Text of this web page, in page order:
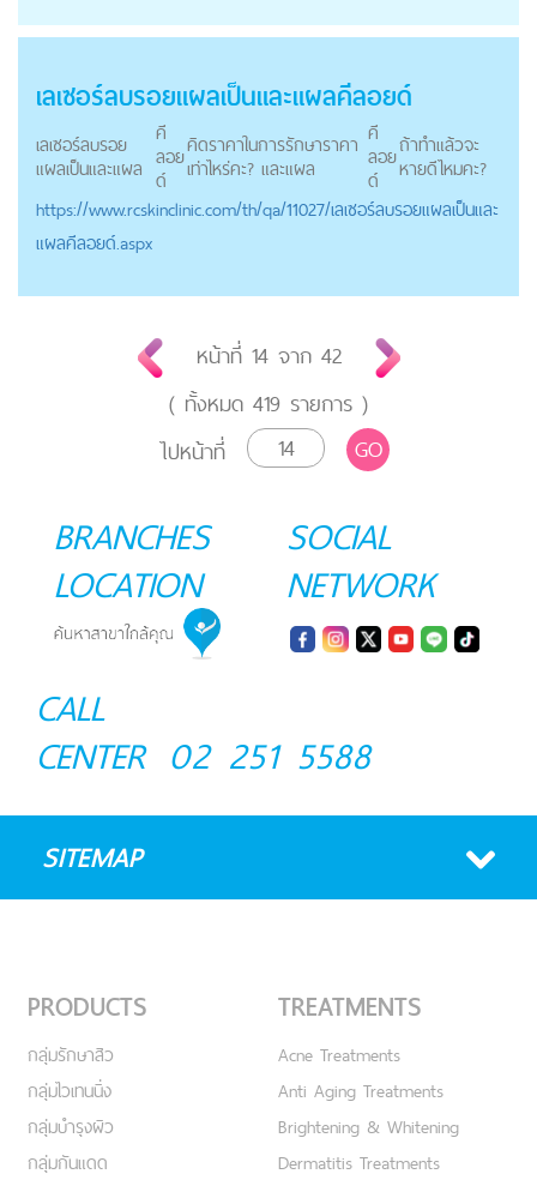
เลเซอร์ลบรอยแผลเป็นและแผลคีลอยด์
เลเซอร์ลบรอย
แผลเป็นและแผล
คี
ลอย
ด์
คิดราคาในการรักษาราคา
เท่าไหร่คะ? และแผล
คี
ลอย
ด์
ถ้าทำแล้วจะ
หายดีไหมคะ?
https://www.rcskinclinic.com/th/qa/11027/เลเซอร์ลบรอยแผลเป็นและ
แผลคีลอยด์.aspx
หน้าที่ 14จาก 42
( ทั้งหมด 419 รายการ )
ไปหน้าที่
GO
BRANCHES
LOCATION
SOCIAL
NETWORK
CALL
CENTER 02 251 5588
SITEMAP
PRODUCTS
กลุ่มรักษาสิว
กลุ่มไวเทนนิ่ง
กลุ่มบำรุงผิว
กลุ่มกันแดด
TREATMENTS
Acne Treatments
Anti Aging Treatments
Brightening & Whitening
Dermatitis Treatments